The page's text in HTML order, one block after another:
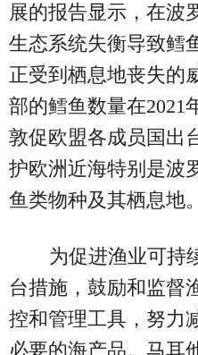
展的报告显示，在波
生态系统失衡导致鳕
正受到栖息地丧失的
部的鳕鱼数量在2021
敦促欧盟各成员国出
护欧洲近海特别是波
鱼类物种及其栖息地。
为促进渔业可持
台措施，鼓励和监督
控和管理工具，努力
必要的海产品。马耳